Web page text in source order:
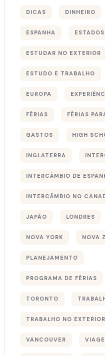
DICAS DINHEIRO
ESPANHA
ESTUDAR NO EXTERIOR
ESTUDO E TRABALHO
EUROPA
FÉRIAS FÉRIAS
GASTOS HIGH
INGLATERRA
INTERCÂMBIO DE
INTERCÂMBIO NO
JAPÃO LONDRES
NOVA YORK NOVA
PLANEJAMENTO
PROGRAMA DE FÉRIAS
TORONTO
TRABALHO NO EXTERIOR
VANCOUVER